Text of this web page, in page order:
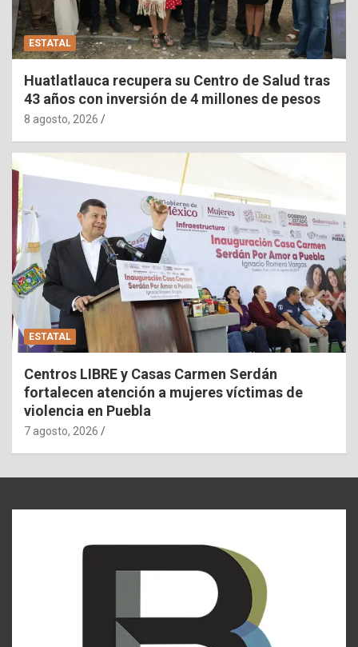
ESTATAL
Huatlatlauca recupera su Centro de Salud tras
43 años con inversión de 4 millones de pesos
8 agosto, 2026
ESTATAL
Centros LIBRE y Casas Carmen Serdán
fortalecen atención a mujeres víctimas de
violencia en Puebla
7 agosto, 2026